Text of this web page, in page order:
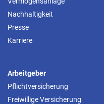
Nachhaltigkeit
Presse
Karriere
Arbeitgeber
Pflichtversicherung
Freiwillige Versicherung